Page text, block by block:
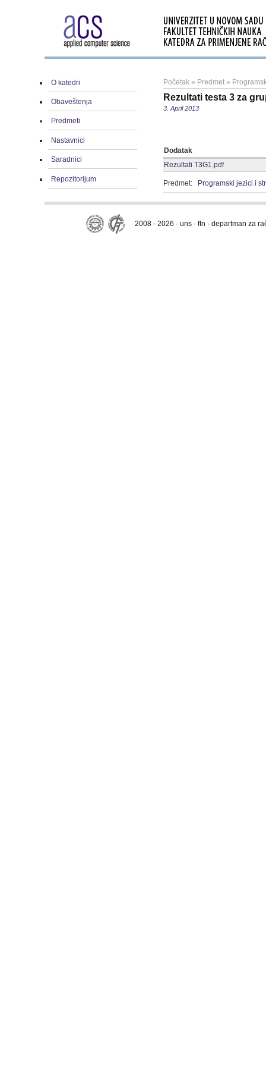
O katedri
Obaveštenja
Predmeti
Nastavnici
Saradnici
Repozitorijum
Početak » Predmet »
Rezultati testa 3 za
3. April 2013
Dodatak
Rezultati T3G1.pdf
Predmet: Programski jezici i
2008 - 2026 · uns · ftn · departman za